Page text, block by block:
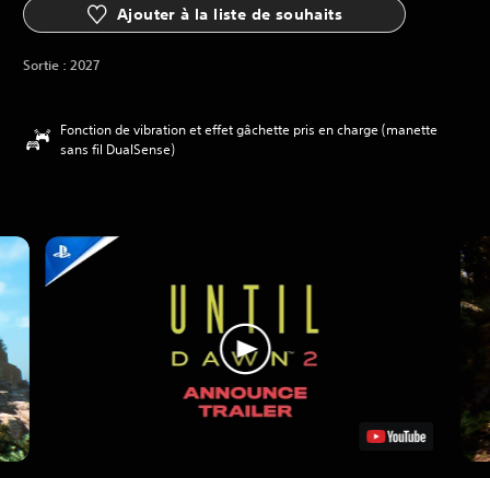
Ajouter à la liste de souhaits
Sortie : 2027
Fonction de vibration et effet gâchette pris en charge (manette
sans fil DualSense)